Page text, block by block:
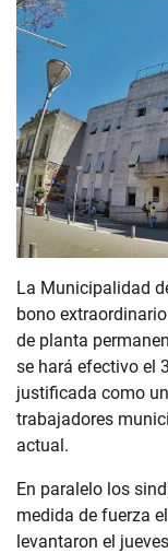
La Municipalidad
bono
de planta
se hará efectivo el
justificada como
trabajadores
actual.
En paralelo los
medida de fuerza
levantaron el